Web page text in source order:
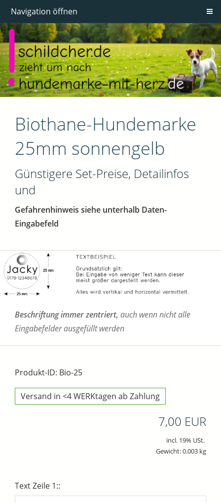
Navigation öffnen
Biothane-Hundemarke
25mm sonnengelb
Günstigere Set-Preise, Detailinfos
und
Gefahrenhinweis siehe unterhalb Daten-
Eingabefeld
Beschriftung immer zentriert, auch wenn nicht alle
Eingabefelder ausgefüllt werden
Produkt-ID: Bio-25
Versand in <4 WERKtagen ab Zahlung
7,00 EUR
incl. 19% USt.
Gewicht: 0.003 kg
Text Zeile 1::